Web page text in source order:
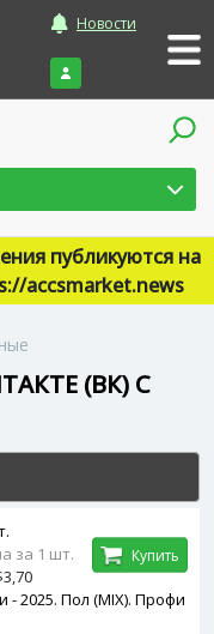
Новости
Войти
публикуются на
accsmarket.news
(ВК) C
2025. Пол (MIX). Профи
за 1 шт.
Купить